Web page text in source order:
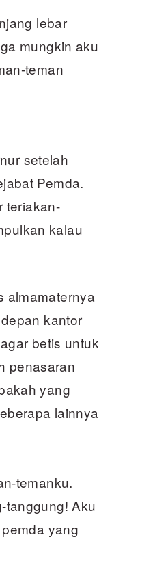
lebar
mungkin aku
teman
setelah
Pemda.
teriakan-
kalau
almamaternya
kantor
betis untuk
penasaran
yang
lainnya
temanku.
tanggung! Aku
yang